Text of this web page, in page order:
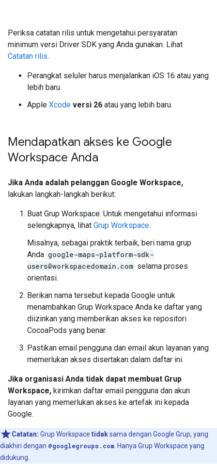
Periksa catatan rilis untuk mengetahui persyaratan
minimum versi Driver SDK yang Anda gunakan. Lihat
Catatan rilis.
Perangkat seluler harus menjalankan iOS 16 atau yang
lebih baru.
Apple Xcode versi 26 atau yang lebih baru.
Mendapatkan akses ke Google
Workspace Anda
Jika Anda adalah pelanggan Google Workspace,
lakukan langkah-langkah berikut:
Buat Grup Workspace. Untuk mengetahui informasi
selengkapnya, lihat Grup Workspace.
Misalnya, sebagai praktik terbaik, beri nama grup
Anda google-maps-platform-sdk-
users@workspacedomain.com selama proses
orientasi.
Berikan nama tersebut kepada Google untuk
menambahkan Grup Workspace Anda ke daftar yang
diizinkan yang memberikan akses ke repositori
CocoaPods yang benar.
Pastikan email pengguna dan email akun layanan yang
memerlukan akses disertakan dalam daftar ini.
Jika organisasi Anda tidak dapat membuat Grup
Workspace, kirimkan daftar email pengguna dan akun
layanan yang memerlukan akses ke artefak ini kepada
Google.
Catatan: Grup Workspace tidaksama dengan Google Grup, yang
diakhiri dengan @googlegroups.com . Hanya Grup Workspace yang
didukung.